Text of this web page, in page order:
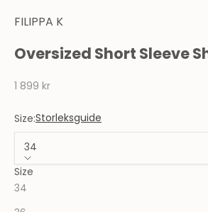
FILIPPA K
Oversized Short Sleeve
REA-pris
1 899 kr
Size:Storleksguide
34
Size
34